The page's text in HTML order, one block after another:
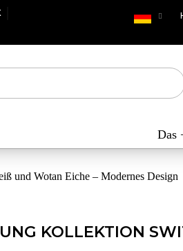
Das
und Wotan Eiche – Modernes Design
KOLLEKTION